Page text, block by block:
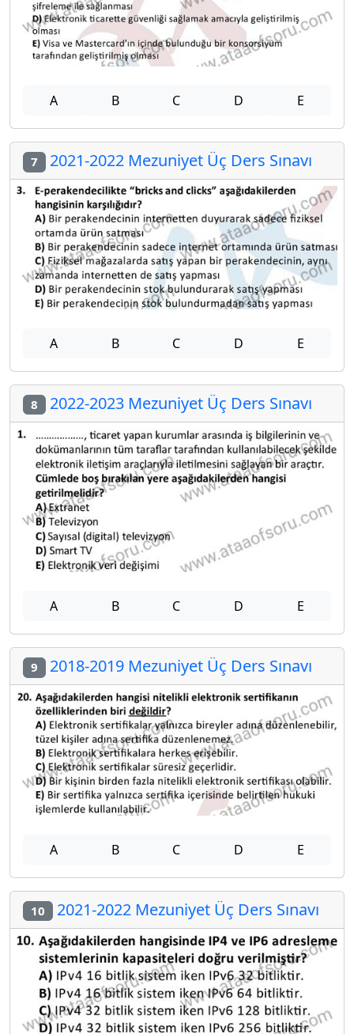
A B C D E
7 2021-2022 Mezuniyet Üç Ders Sınavı
A B C D E
8 2022-2023 Mezuniyet Üç Ders Sınavı
A B C D E
9 2018-2019 Mezuniyet Üç Ders Sınavı
A B C D E
10 2021-2022 Mezuniyet Üç Ders Sınavı